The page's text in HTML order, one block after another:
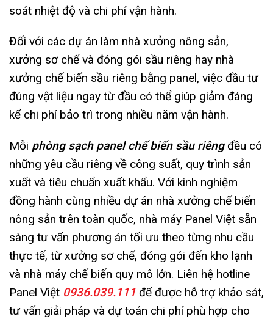
soát nhiệt độ và chi phí vận hành.
Đối với các dự án làm nhà xưởng nông sản,
xưởng sơ chế và đóng gói sầu riêng hay nhà
xưởng chế biến sầu riêng bằng panel, việc đầu tư
đúng vật liệu ngay từ đầu có thể giúp giảm đáng
kể chi phí bảo trì trong nhiều năm vận hành.
Mỗi phòng sạch panel chế biến sầu riêng đều có
những yêu cầu riêng về công suất, quy trình sản
xuất và tiêu chuẩn xuất khẩu. Với kinh nghiệm
đồng hành cùng nhiều dự án nhà xưởng chế biến
nông sản trên toàn quốc, nhà máy Panel Việt sẵn
sàng tư vấn phương án tối ưu theo từng nhu cầu
thực tế, từ xưởng sơ chế, đóng gói đến kho lạnh
và nhà máy chế biến quy mô lớn. Liên hệ hotline
Panel Việt 0936.039.111 để được hỗ trợ khảo sát,
tư vấn giải pháp và dự toán chi phí phù hợp cho